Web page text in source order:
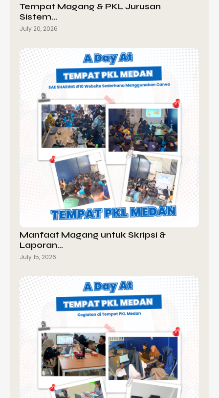
Tempat Magang & PKL Jurusan
Sistem…
July 20, 2026
Manfaat Magang untuk Skripsi &
Laporan…
July 15, 2026